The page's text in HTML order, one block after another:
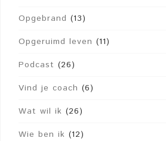
Opgebrand (13)
Opgeruimd leven (11)
Podcast (26)
Vind je coach (6)
Wat wil ik (26)
Wie ben ik (12)